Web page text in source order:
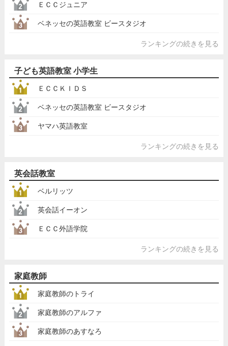
ＥＣＣジュニア
ベネッセの英語教室 ビースタジオ
ランキングの続きを見る
子ども英語教室 小学生
ＥＣＣＫＩＤＳ
ベネッセの英語教室 ビースタジオ
ヤマハ英語教室
ランキングの続きを見る
英会話教室
ベルリッツ
英会話イーオン
ＥＣＣ外語学院
ランキングの続きを見る
家庭教師
家庭教師のトライ
家庭教師のアルファ
家庭教師のあすなろ